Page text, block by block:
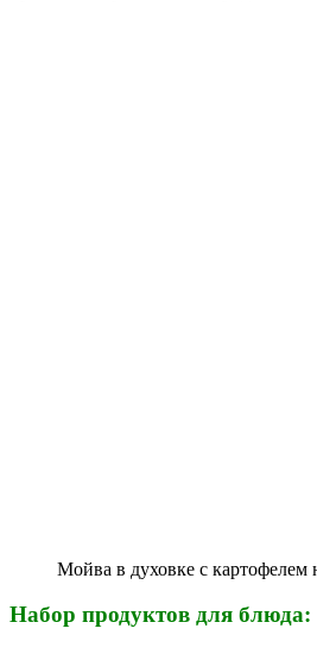
Мойва в духовке с картофелем
Набор продуктов для блюда: